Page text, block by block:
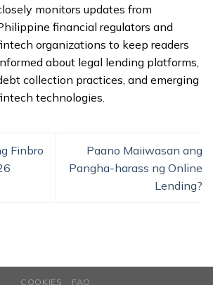
monitors updates from
financial regulators and
organizations to keep readers
about legal lending platforms,
collection practices, and emerging
technologies.
Finbro
Paano Maiiwasan ang
Pangha-harass ng Online
Lending?
COOKIES FAQ